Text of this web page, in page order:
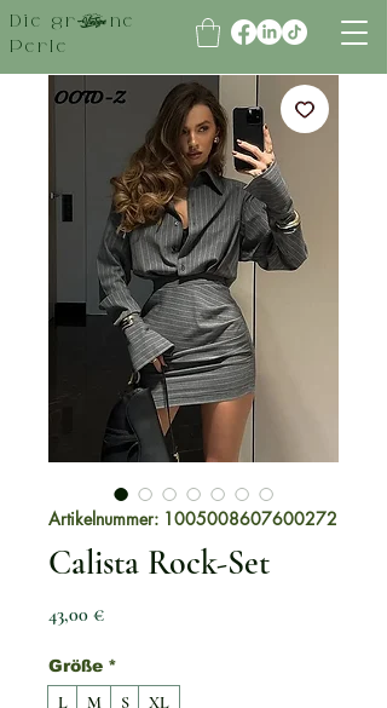
Die grüne
Perle
Artikelnummer: 1005008607600272
Calista Rock-Set
43,00 €Preis
Größe *
L M S XL